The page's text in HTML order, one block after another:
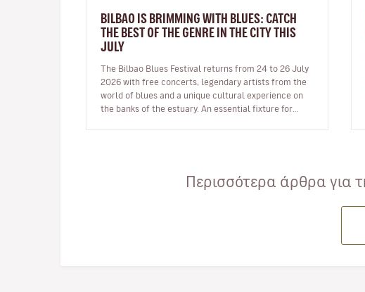
BILBAO IS BRIMMING WITH BLUES: CATCH
THE BEST OF THE GENRE IN THE CITY THIS
JULY
The Bilbao Blues Festival returns from 24 to 26 July
2026 with free concerts, legendary artists from the
world of blues and a unique cultural experience on
the banks of the estuary. An essential fixture for
Περισσότερα άρθρα για